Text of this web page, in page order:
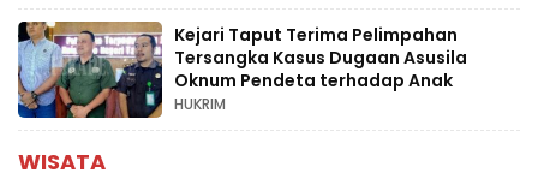
Kejari Taput Terima Pelimpahan
Tersangka Kasus Dugaan Asusila
Oknum Pendeta terhadap Anak
HUKRIM
WISATA